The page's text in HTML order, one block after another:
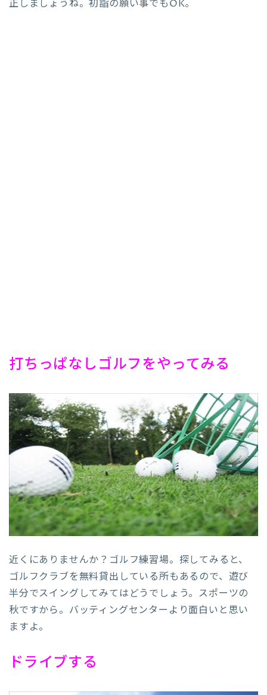
正しましょうね。初詣の願い事でもOK。
打ちっぱなしゴルフをやってみる
近くにありませんか？ゴルフ練習場。探してみると、
ゴルフクラブを無料貸出している所もあるので、遊び
半分でスイングしてみてはどうでしょう。スポーツの
秋ですから。バッティングセンターより面白いと思い
ますよ。
ドライブする